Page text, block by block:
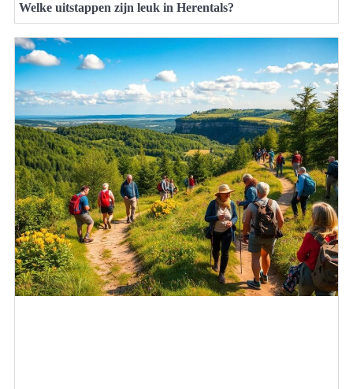
Welke uitstappen zijn leuk in Herentals?